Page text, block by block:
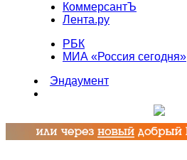
КоммерсантЪ
Лента.ру
РБК
МИА «Россия сегодня»
Эндаумент